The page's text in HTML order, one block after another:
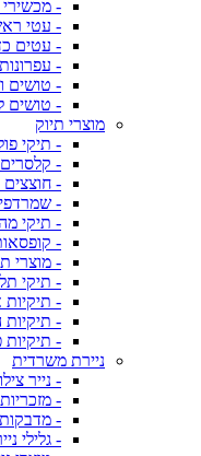
-
- עטי
- עטים
-
- טושים
- טושים
מוצרי תיוק
- תיקי
-
- חוצצים
-
- תיקי
-
- מוצרי
- תיקי
- תיקיות
- תיקיות
- תיקיות
ניירת משרדית
- נייר
-
- מדבקות
- גלילי